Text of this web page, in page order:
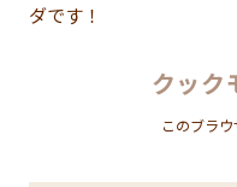
ダです！
クック
このブラ